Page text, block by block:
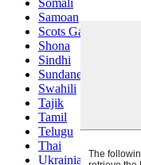
Somali
Samoan
Scots Gaelic
Shona
Sindhi
Sundanese
Swahili
Tajik
Tamil
Telugu
Thai
Ukrainian